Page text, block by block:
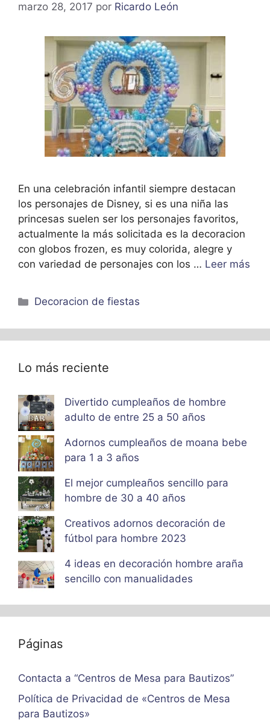
marzo 28, 2017 por Ricardo León
En una celebración infantil siempre destacan
los personajes de Disney, si es una niña las
princesas suelen ser los personajes favoritos,
actualmente la más solicitada es la decoracion
con globos frozen, es muy colorida, alegre y
con variedad de personajes con los … Leer más
Categorías
Decoracion de fiestas
Lo más reciente
Divertido cumpleaños de hombre
adulto de entre 25 a 50 años
Adornos cumpleaños de moana bebe
para 1 a 3 años
El mejor cumpleaños sencillo para
hombre de 30 a 40 años
Creativos adornos decoración de
fútbol para hombre 2023
4 ideas en decoración hombre araña
sencillo con manualidades
Páginas
Contacta a “Centros de Mesa para Bautizos”
Política de Privacidad de «Centros de Mesa
para Bautizos»